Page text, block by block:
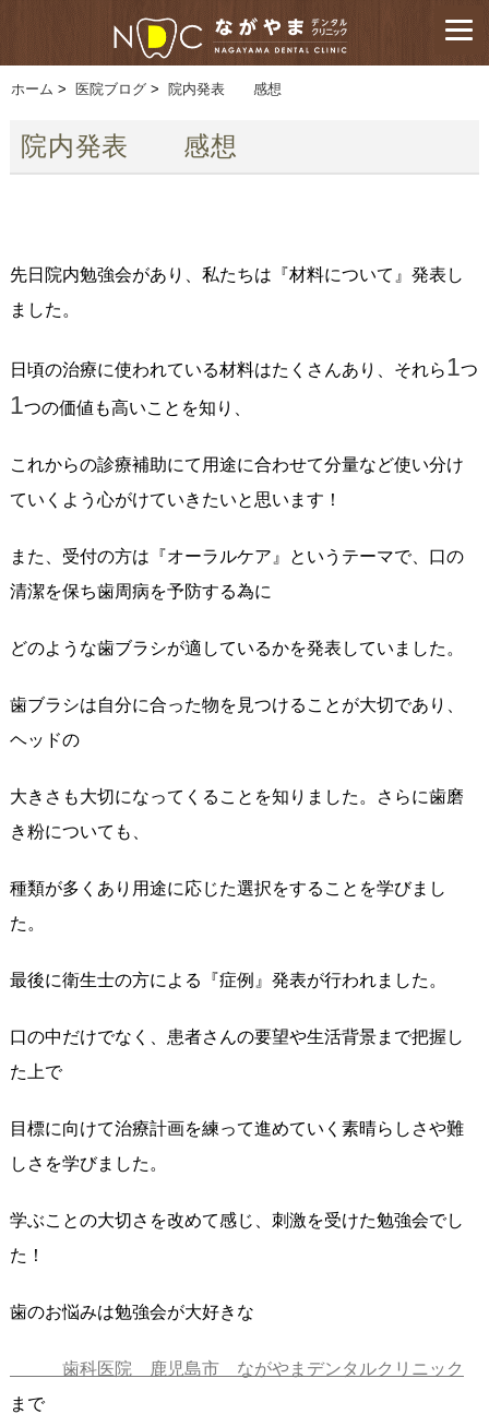
ホーム > 医院ブログ > 院内発表 感想
院内発表 感想
先日院内勉強会があり、私たちは『材料について』発表し
ました。
日頃の治療に使われている材料はたくさんあり、それら1つ
1つの価値も高いことを知り、
これからの診療補助にて用途に合わせて分量など使い分け
ていくよう心がけていきたいと思います！
また、受付の方は『オーラルケア』というテーマで、口の
清潔を保ち歯周病を予防する為に
どのような歯ブラシが適しているかを発表していました。
歯ブラシは自分に合った物を見つけることが大切であり、
ヘッドの
大きさも大切になってくることを知りました。さらに歯磨
き粉についても、
種類が多くあり用途に応じた選択をすることを学びまし
た。
最後に衛生士の方による『症例』発表が行われました。
口の中だけでなく、患者さんの要望や生活背景まで把握し
た上で
目標に向けて治療計画を練って進めていく素晴らしさや難
しさを学びました。
学ぶことの大切さを改めて感じ、刺激を受けた勉強会でし
た！
歯のお悩みは勉強会が大好きな
歯科医院 鹿児島市 ながやまデンタルクリニック
まで